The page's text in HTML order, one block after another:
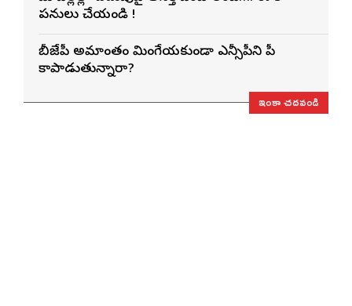
పనులు చేయండి !
బీజేపీ అమాంతం మింగేయకుండా ఎన్సీపీని పీకే
కాపాడుతున్నారా?
ఇంకా చదవండి